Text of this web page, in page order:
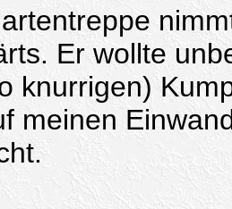
Er wollte
knurrigen)
meinen